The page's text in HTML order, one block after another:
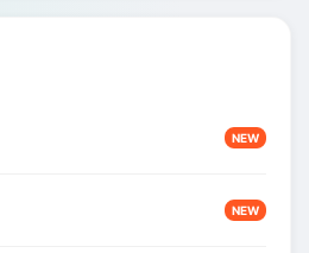
NEW
NEW